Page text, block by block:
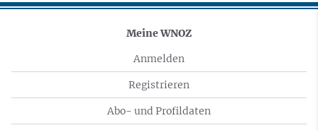
Meine WNOZ
Anmelden
Registrieren
Abo- und Profildaten